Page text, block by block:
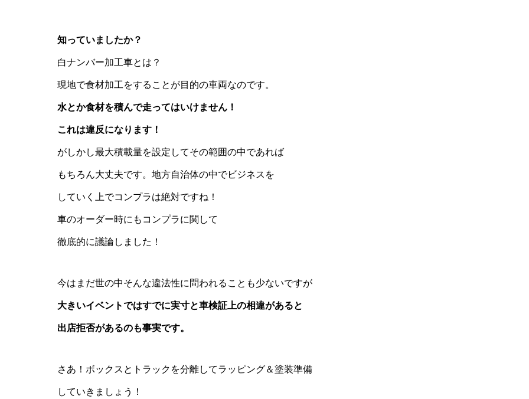
知っていましたか？
白ナンバー加工車とは？
現地で食材加工をすることが目的の車両なのです。
水とか食材を積んで走ってはいけません！
これは違反になります！
がしかし最大積載量を設定してその範囲の中であれば
もちろん大丈夫です。地方自治体の中でビジネスを
していく上でコンプラは絶対ですね！
車のオーダー時にもコンプラに関して
徹底的に議論しました！
今はまだ世の中そんな違法性に問われることも少ないですが
大きいイベントではすでに実寸と車検証上の相違があると
出店拒否があるのも事実です。
さあ！ボックスとトラックを分離してラッピング＆塗装準備
していきましょう！